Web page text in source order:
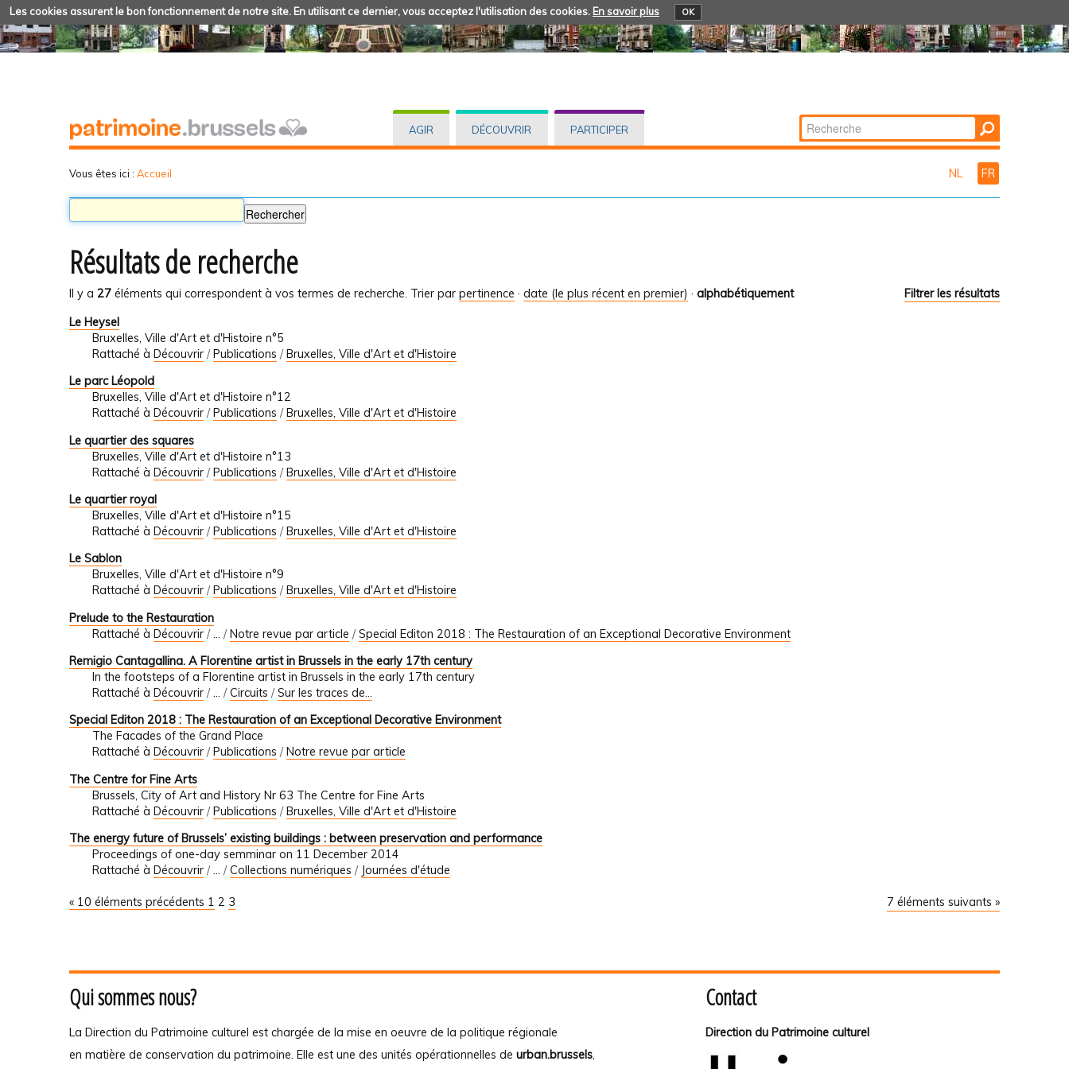
Les cookies assurent le bon fonctionnement de notre site. En utilisant ce dernier, vous acceptez l'utilisation des cookies. En savoir plus OK
AGIR DÉCOUVRIR PARTICIPER Chercher par
Recherche
Vous êtes ici : Accueil NL FR
Résultats de recherche
Il y a 27 éléments qui correspondent à vos termes de recherche. Filtrer les résultats
Trier par pertinence · date (le plus récent en premier) · alphabétiquement
Le Heysel
Bruxelles, Ville d'Art et d'Histoire n°5
Rattaché à Découvrir /Publications /Bruxelles, Ville d'Art et d'Histoire
Le parc Léopold
Bruxelles, Ville d'Art et d'Histoire n°12
Rattaché à Découvrir /Publications /Bruxelles, Ville d'Art et d'Histoire
Le quartier des squares
Bruxelles, Ville d'Art et d'Histoire n°13
Rattaché à Découvrir /Publications /Bruxelles, Ville d'Art et d'Histoire
Le quartier royal
Bruxelles, Ville d'Art et d'Histoire n°15
Rattaché à Découvrir /Publications /Bruxelles, Ville d'Art et d'Histoire
Le Sablon
Bruxelles, Ville d'Art et d'Histoire n°9
Rattaché à Découvrir /Publications /Bruxelles, Ville d'Art et d'Histoire
Prelude to the Restauration
Rattaché à Découvrir /… /Notre revue par article /Special Editon 2018 : The Restauration of an Exceptional Decorative Environment
Remigio Cantagallina. A Florentine artist in Brussels in the early 17th century
In the footsteps of a Florentine artist in Brussels in the early 17th century
Rattaché à Découvrir /… /Circuits /Sur les traces de...
Special Editon 2018 : The Restauration of an Exceptional Decorative Environment
The Facades of the Grand Place
Rattaché à Découvrir / Publications / Notre revue par article
The Centre for Fine Arts
Brussels, City of Art and History Nr 63 The Centre for Fine Arts
Rattaché à Découvrir /Publications /Bruxelles, Ville d'Art et d'Histoire
The energy future of Brussels’ existing buildings : between preservation and performance
Proceedings of one-day semminar on 11 December 2014
Rattaché à Découvrir /… /Collections numériques / Journées d'étude
« 10 éléments précédents 7 éléments suivants »
1 2 3
Qui sommes nous?
La Direction du Patrimoine culturel est chargée de la mise en oeuvre de la politique régionale
en matière de conservation du patrimoine. Elle est une des unités opérationnelles de urban.brussels,
Contact
Direction du Patrimoine culturel